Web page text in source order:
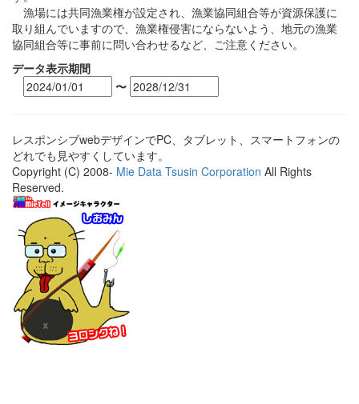
漁場には共同漁業権が設定され、漁業協同組合等が資源保護に
取り組んでいますので、漁業権侵害にならないよう、地元の漁業
協同組合等に事前に問い合わせるなど、ご注意ください。
データ表示期間
〜
レスポンシブwebデザインでPC、タブレット、スマートフォンの
どれでも見やすくしています。
Copyright (C) 2008- Mie Data Tsusin Corporation All Rights
Reserved.